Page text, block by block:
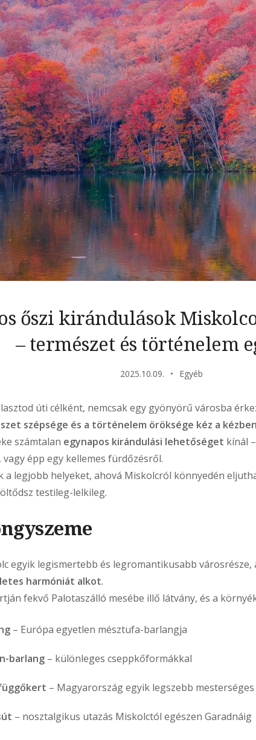
őszi kirándulások
– természet és történelem
2025.10.09. Egyéb
úti célként, nemcsak egy gyönyörű városba
szépsége és a történelem öröksége kéz a
számtalan egynapos kirándulási lehetőséget kínál
épp egy kellemes fürdőzésről.
a legjobb helyeket, ahová Miskolcról könnyedén
testileg-lelkileg.
egyik legismertebb és legromantikusabb városrésze,
harmóniát alkot.
fekvő Palotaszálló mesébe illő látvány, és a
– Európa egyetlen mésztufa-barlangja
barlang – különleges cseppkőformákkal
– Magyarország egyik legszebb mesterséges
– nosztalgikus utazás Miskolctól egészen Garadnáig